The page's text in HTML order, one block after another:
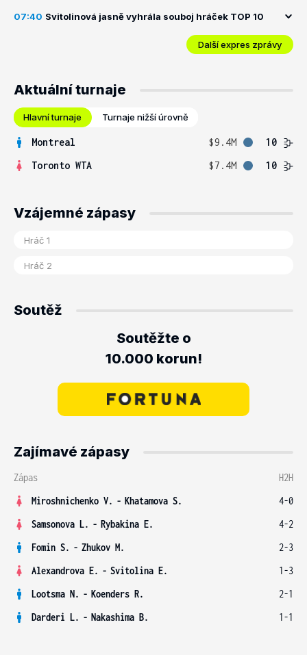
07:40 Svitolinová jasně vyhrála souboj hráček TOP 10
Další expres zprávy
Aktuální turnaje
Hlavní turnaje Turnaje nižší úrovně
Montreal $9.4M
10
Toronto WTA
$7.4M 10
Vzájemné zápasy
Soutěž
Soutěžte o
10.000 korun!
Zajímavé zápasy
Zápas
H2H
Miroshnichenko V. - Khatamova S.
4-0
Samsonova L. - Rybakina E.
4-2
Fomin S. - Zhukov M.
2-3
Alexandrova E. - Svitolina E.
1-3
Lootsma N. - Koenders R.
2-1
Darderi L. - Nakashima B. 1-1